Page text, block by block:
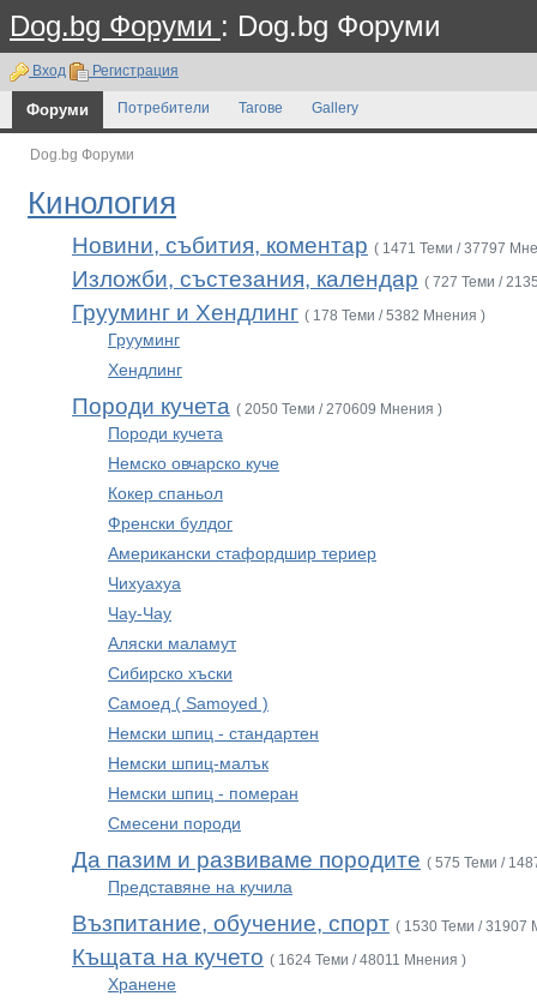
Dog.bg Форуми : Dog.bg Форуми
Вход Регистрация
Форуми Потребители Тагове Gallery
Dog.bg Форуми
Кинология
Новини, събития, коментар ( 1471 Теми / 37797
Изложби, състезания, календар ( 727 Теми /
Грууминг и Хендлинг ( 178 Теми / 5382 Мнения )
Грууминг
Хендлинг
Породи кучета ( 2050 Теми / 270609 Мнения )
Породи кучета
Немско овчарско куче
Кокер спаньол
Френски булдог
Американски стафордшир териер
Чихуахуа
Чау-Чау
Аляски маламут
Сибирско хъски
Самоед ( Samoyed )
Немски шпиц - стандартен
Немски шпиц-малък
Немски шпиц - померан
Смесени породи
Да пазим и развиваме породите ( 575 Теми /
Представяне на кучила
Възпитание, обучение, спорт ( 1530 Теми / 31907
Къщата на кучето ( 1624 Теми / 48011 Мнения )
Хранене